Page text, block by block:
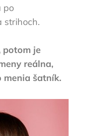
po
strihoch.
potom je
reálna,
menia šatník.